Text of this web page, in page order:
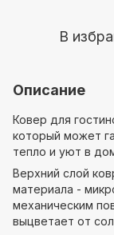
В
Описание
Ковер для
который может
тепло и уют в
Верхний слой
материала -
механическим
выцветает от